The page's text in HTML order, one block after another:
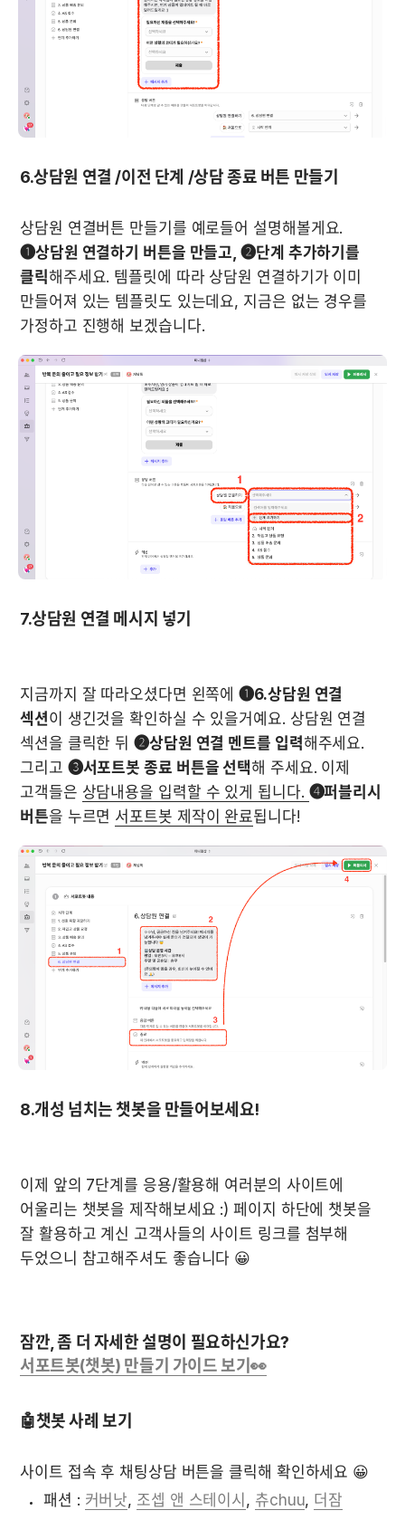
6.상담원 연결 /이전 단계 /상담 종료 버튼 만들기
❶상담원 연결하기 버튼을 만들고, ❷단계 추가하기를
클릭해주세요. 템플릿에 따라 상담원 연결하기가 이미
만들어져 있는 템플릿도 있는데요, 지금은 없는 경우를
가정하고 진행해 보겠습니다.
7.상담원 연결 메시지 넣기
지금까지 잘 따라오셨다면 왼쪽에 ❶6.상담원 연결
섹션이 생긴것을 확인하실 수 있을거예요. 상담원 연결
섹션을 클릭한 뒤 ❷상담원 연결 멘트를 입력해주세요.
그리고 ❸서포트봇 종료 버튼을 선택해 주세요. 이제
고객들은 상담내용을 입력할 수 있게 됩니다. ❹퍼블리시
버튼을 누르면 서포트봇 제작이 완료됩니다!
8.개성 넘치는 챗봇을 만들어보세요!
이제 앞의 7단계를 응용/활용해 여러분의 사이트에
어울리는 챗봇을 제작해보세요 :) 페이지 하단에 챗봇을
잘 활용하고 계신 고객사들의 사이트 링크를 첨부해
두었으니 참고해주셔도 좋습니다 😀
서포트봇(챗봇) 만들기 가이드 보기👀
🤖챗봇 사례 보기
사이트 접속 후 채팅상담 버튼을 클릭해 확인하세요 😀
패션 : 커버낫, 조셉 앤 스테이시 , 츄chuu, 더잠